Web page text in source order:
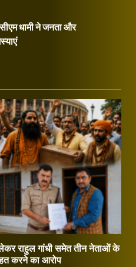
सीएम धामी ने जनता और
राहुल गांधी समेत तीन नेताओं के
करने का आरोप